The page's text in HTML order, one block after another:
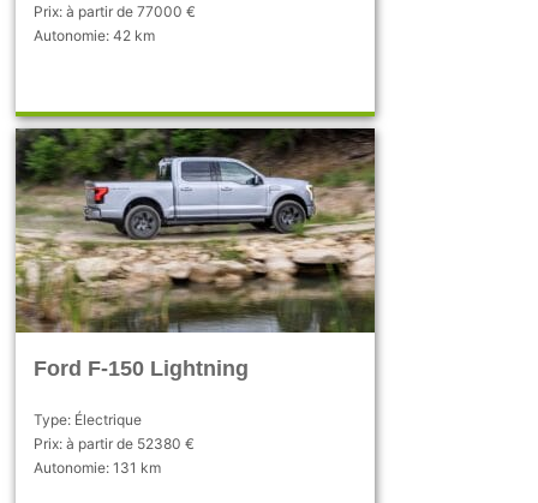
Prix: à partir de 77000 €
Autonomie: 42 km
Ford F-150 Lightning
Type: Électrique
Prix: à partir de 52380 €
Autonomie: 131 km